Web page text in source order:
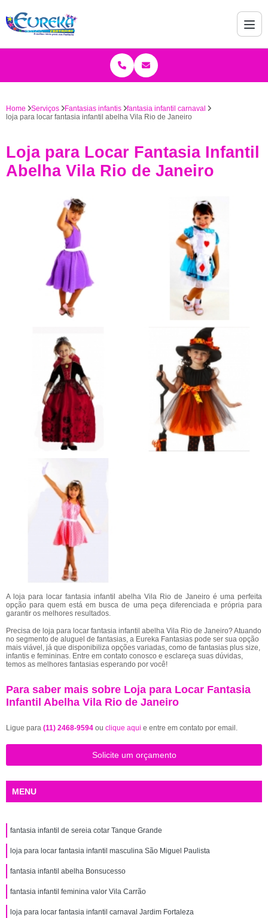
Home Serviços Fantasias infantis
fantasia infantil carnaval
loja para locar fantasia infantil abelha Vila Rio de Janeiro
Loja para Locar Fantasia Infantil
Abelha Vila Rio de Janeiro
A loja para locar fantasia infantil abelha Vila Rio de Janeiro é uma perfeita
opção para quem está em busca de uma peça diferenciada e própria para
garantir os melhores resultados.
Precisa de loja para locar fantasia infantil abelha Vila Rio de Janeiro? Atuando
no segmento de aluguel de fantasias, a Eureka Fantasias pode ser sua opção
mais viável, já que disponibiliza opções variadas, como de fantasias plus size,
infantis e femininas. Entre em contato conosco e esclareça suas dúvidas,
temos as melhores fantasias esperando por você!
Para saber mais sobre Loja para Locar Fantasia
Infantil Abelha Vila Rio de Janeiro
Ligue para (11) 2468-9594 ou clique aqui e entre em contato por email.
Solicite um orçamento
MENU
fantasia infantil de sereia cotar Tanque Grande
loja para locar fantasia infantil masculina São Miguel Paulista
fantasia infantil abelha Bonsucesso
fantasia infantil feminina valor Vila Carrão
loja para locar fantasia infantil carnaval Jardim Fortaleza